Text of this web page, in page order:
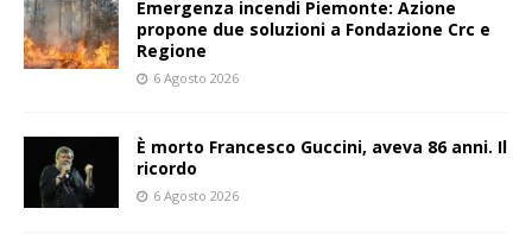
Emergenza incendi Piemonte: Azione
propone due soluzioni a Fondazione Crc e
Regione
6 Agosto 2026
È morto Francesco Guccini, aveva 86 anni. Il
ricordo
6 Agosto 2026